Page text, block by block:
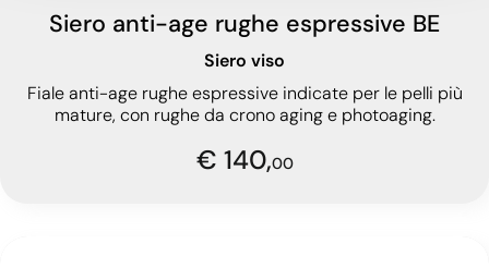
Siero anti-age rughe espressive BE
Siero viso
Fiale anti-age rughe espressive indicate per le pelli più
mature, con rughe da crono aging e photoaging.
€ 140,00